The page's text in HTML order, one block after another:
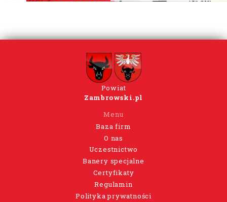
Powiat
Zambrowski.pl
Menu
Baza firm
O nas
Uczestnictwo
Banery specjalne
Certyfikaty
Regulamin
Polityka prywatności